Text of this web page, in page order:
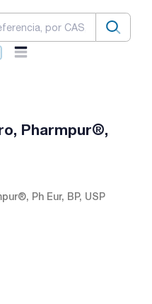
Pharmpur®,
Ph Eur, BP, USP